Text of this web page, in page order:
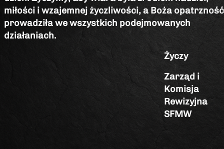
miłości i wzajemnej życzliwości, a Boża opatrzność
prowadziławe wszystkich podejmowanych
działaniach.
Życzy
Zarząd i
Komisja
Rewizyjna
SFMW